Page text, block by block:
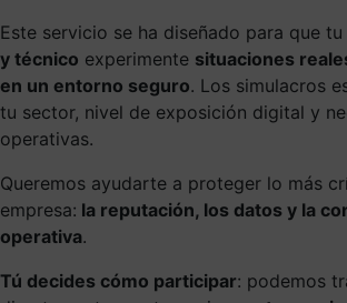
Este servicio se ha diseñado para que tu
y técnico experimente situaciones
en un entorno seguro. Los simulacros
tu sector, nivel de exposición digital y
operativas.
Queremos ayudarte a proteger lo más
empresa: la reputación, los datos y la
operativa.
Tú decides cómo participar: podemos